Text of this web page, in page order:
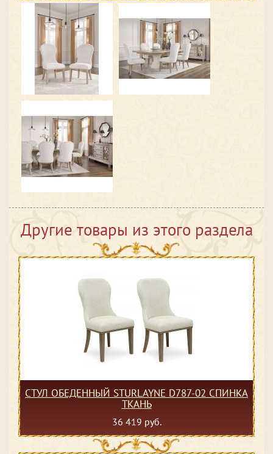
Другие товары из этого раздела
СТУЛ ОБЕДЕННЫЙ STURLAYNE D787-02 СПИНКА
ТКАНЬ
36 419 руб.